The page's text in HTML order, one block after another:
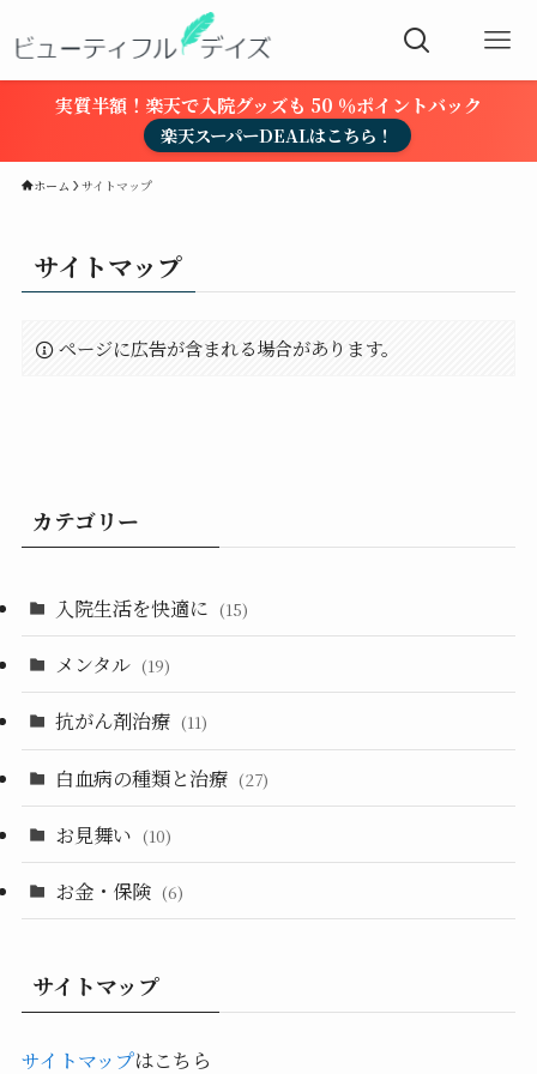
実質半額！楽天で入院グッズも 50 ％ポイントバック
楽天スーパーDEALはこちら！
ホーム サイトマップ
サイトマップ
ページに広告が含まれる場合があります。
カテゴリー
入院生活を快適に (15)
メンタル (19)
抗がん剤治療 (11)
白血病の種類と治療 (27)
お見舞い (10)
お金・保険 (6)
サイトマップ
サイトマップはこちら